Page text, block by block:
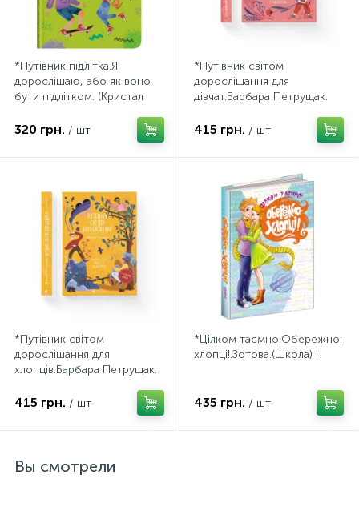
*Путівник підлітка.Я
дорослішаю, або як воно
бути підлітком. (Кристал
320 грн. / шт
*Путівник світом
дорослішання для
дівчат.Барбара Петрущак.
415 грн. / шт
*Путівник світом
дорослішання для
хлопців.Барбара Петрущак.
415 грн. / шт
*Цілком таємно.Обережно:
хлопці!.Зотова.(Школа) !
435 грн. / шт
Вы смотрели